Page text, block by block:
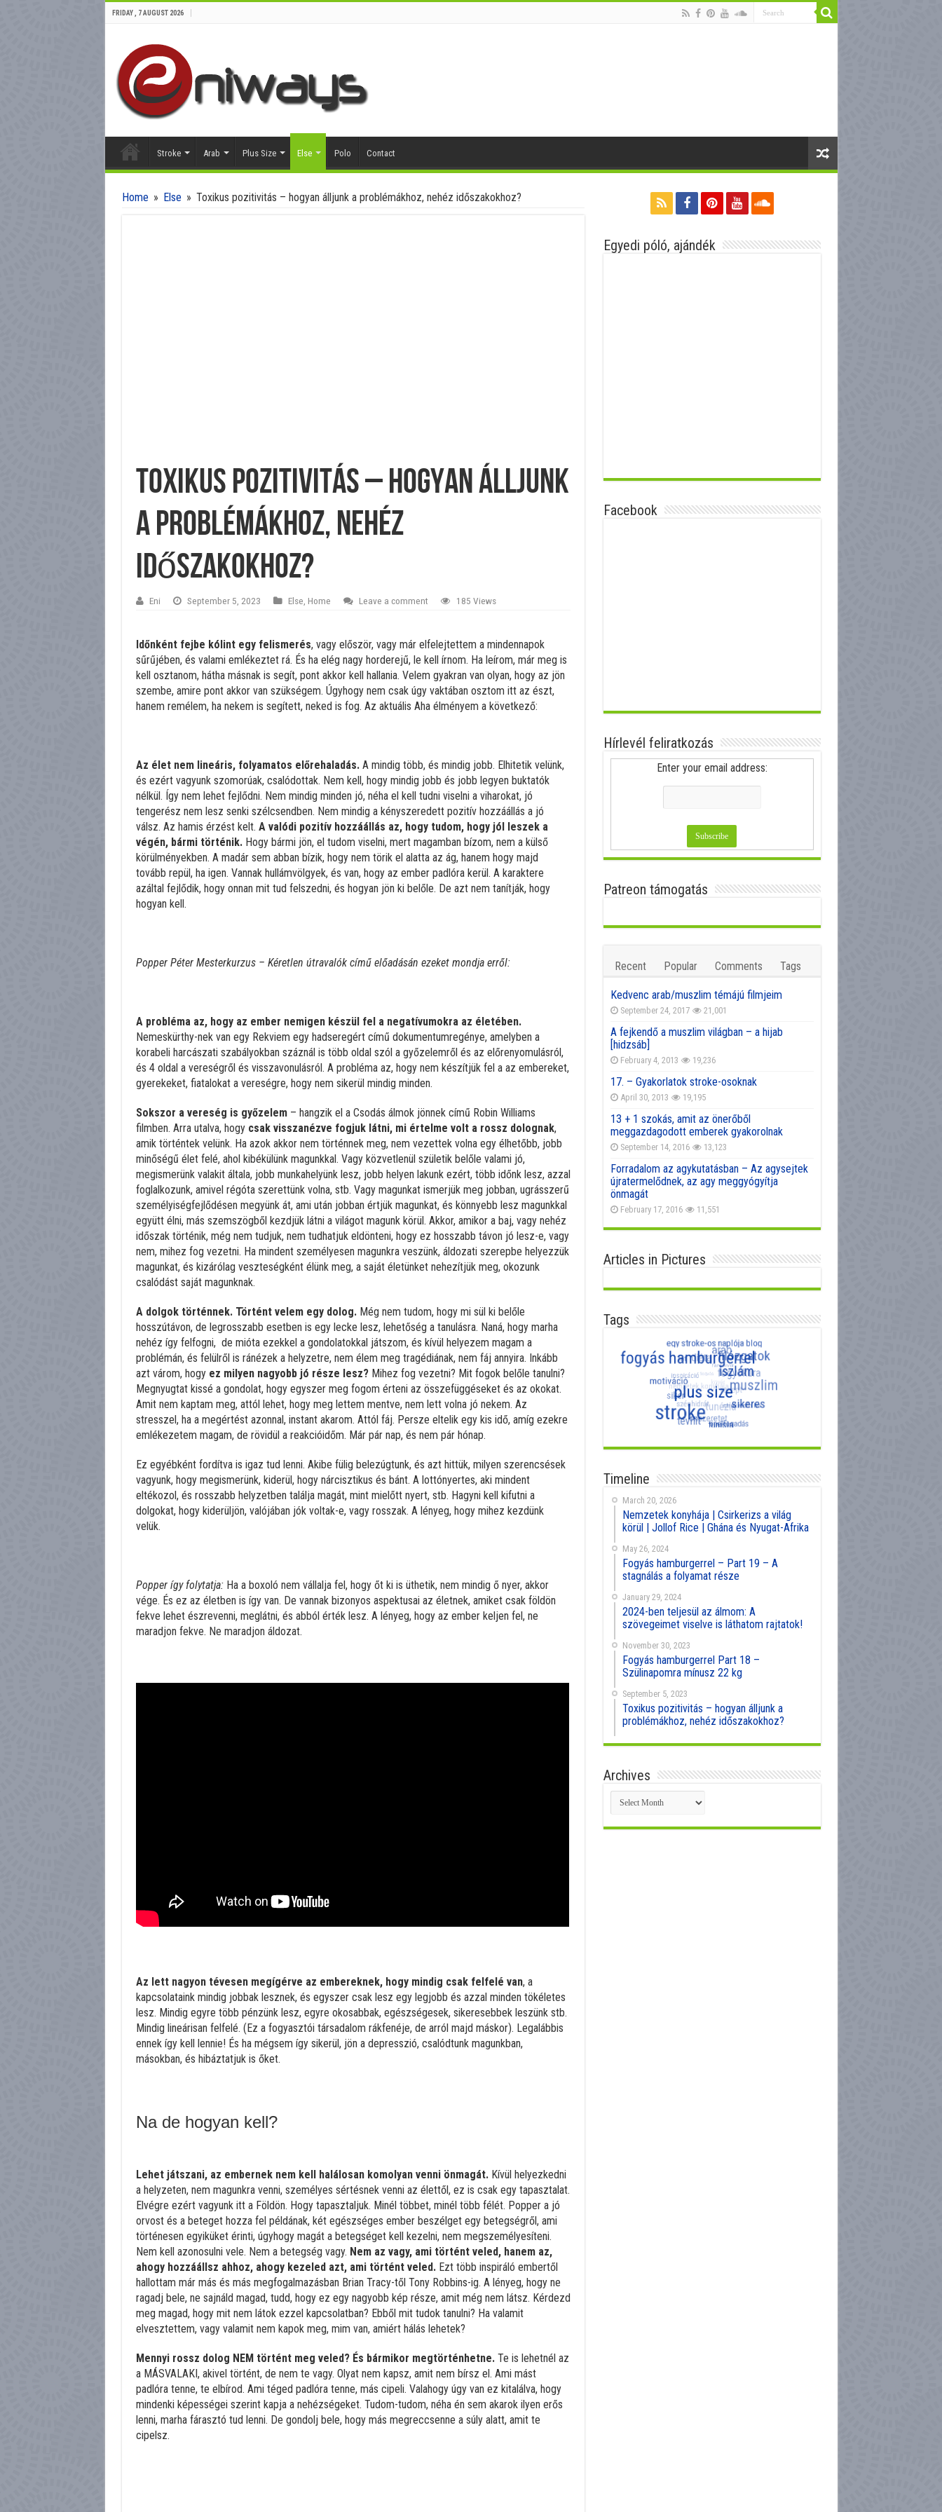
FRIDAY , 7 AUGUST 2026
Stroke Arab Plus Size Else Polo Contact
Home » Else » Toxikus pozitivitás – hogyan álljunk a problémákhoz, nehéz időszakokhoz?
Toxikus pozitivitás – hogyan álljunk
a problémákhoz, nehéz
időszakokhoz?
Eni September 5, 2023 Else Home Leave a comment 185 Views
Időnként fejbe kólint egy felismerés, vagy először, vagy már elfelejtettem a mindennapok
sűrűjében, és valami emlékeztet rá. És ha elég nagy horderejű, le kell írnom. Ha leírom, már meg is
kell osztanom, hátha másnak is segít, pont akkor kell hallania. Velem gyakran van olyan, hogy az jön
szembe, amire pont akkor van szükségem. Úgyhogy nem csak úgy vaktában osztom itt az észt,
hanem remélem, ha nekem is segített, neked is fog. Az aktuális Aha élményem a következő:
Az élet nem lineáris, folyamatos előrehaladás.A mindig több, és mindig jobb. Elhitetik velünk,
és ezért vagyunk szomorúak, csalódottak. Nem kell, hogy mindig jobb és jobb legyen buktatók
nélkül. Így nem lehet fejlődni. Nem mindig minden jó, néha el kell tudni viselni a viharokat, jó
tengerész nem lesz senki szélcsendben. Nem mindig a kényszeredett pozitív hozzáállás a jó
válsz. Az hamis érzést kelt. A valódi pozitív hozzáállás az, hogy tudom, hogy jól leszek a
végén, bármi történik.Hogy bármi jön, el tudom viselni, mert magamban bízom, nem a külső
körülményekben. A madár sem abban bízik, hogy nem törik el alatta az ág, hanem hogy majd
tovább repül, ha igen. Vannak hullámvölgyek, és van, hogy az ember padlóra kerül. A karaktere
azáltal fejlődik, hogy onnan mit tud felszedni, és hogyan jön ki belőle. De azt nem tanítják, hogy
hogyan kell.
Popper Péter Mesterkurzus – Kéretlen útravalók című előadásán ezeket mondja erről:
A probléma az, hogy az ember nemigen készül fel a negatívumokra az életében.
Nemeskürthy-nek van egy Rekviem egy hadseregért című dokumentumregénye, amelyben a
korabeli harcászati szabályokban száznál is több oldal szól a győzelemről és az előrenyomulásról,
és 4 oldal a vereségről és visszavonulásról. A probléma az, hogy nem készítjük fel a az embereket,
gyerekeket, fiatalokat a vereségre, hogy nem sikerül mindig minden.
Sokszor a vereség is győzelem– hangzik el a Csodás álmok jönnek című Robin Williams
filmben. Arra utalva, hogy csak visszanézve fogjuk látni, mi értelme volt a rossz dolognak,
amik történtek velünk. Ha azok akkor nem történnek meg, nem vezettek volna egy élhetőbb, jobb
minőségű élet felé, ahol kibékülünk magunkkal. Vagy közvetlenül születik belőle valami jó,
megismerünk valakit általa, jobb munkahelyünk lesz, jobb helyen lakunk ezért, több időnk lesz, azzal
foglalkozunk, amivel régóta szerettünk volna, stb. Vagy magunkat ismerjük meg jobban, ugrásszerű
személyiségfejlődésen megyünk át, ami után jobban értjük magunkat, és könnyebb lesz magunkkal
együtt élni, más szemszögből kezdjük látni a világot magunk körül. Akkor, amikor a baj, vagy nehéz
időszak történik, még nem tudjuk, nem tudhatjuk eldönteni, hogy ez hosszabb távon jó lesz-e, vagy
nem, mihez fog vezetni. Ha mindent személyesen magunkra veszünk, áldozati szerepbe helyezzük
magunkat, és kizárólag veszteségként élünk meg, a saját életünket nehezítjük meg, okozunk
csalódást saját magunknak.
A dolgok történnek. Történt velem egy dolog.Még nem tudom, hogy mi sül ki belőle
hosszútávon, de legrosszabb esetben is egy lecke lesz, lehetőség a tanulásra. Naná, hogy marha
nehéz így felfogni, de mióta ezekkel a gondolatokkal játszom, és kívül helyezem magam a
problémán, és felülről is ránézek a helyzetre, nem élem meg tragédiának, nem fáj annyira. Inkább
azt várom, hogy ez milyen nagyobb jó része lesz?Mihez fog vezetni? Mit fogok belőle tanulni?
Megnyugtat kissé a gondolat, hogy egyszer meg fogom érteni az összefüggéseket és az okokat.
Amit nem kaptam meg, attól lehet, hogy meg lettem mentve, nem lett volna jó nekem. Az
stresszel, ha a megértést azonnal, instant akarom. Attól fáj. Persze eltelik egy kis idő, amíg ezekre
emlékezetem magam, de rövidül a reakcióidőm. Már pár nap, és nem pár hónap.
Ez egyébként fordítva is igaz tud lenni. Akibe fülig belezúgtunk, és azt hittük, milyen szerencsések
vagyunk, hogy megismerünk, kiderül, hogy nárcisztikus és bánt. A lottónyertes, aki mindent
eltékozol, és rosszabb helyzetben találja magát, mint mielőtt nyert, stb. Hagyni kell kifutni a
dolgokat, hogy kiderüljön, valójában jók voltak-e, vagy rosszak. A lényeg, hogy mihez kezdünk
velük.
Popper így folytatja:Ha a boxoló nem vállalja fel, hogy őt ki is üthetik, nem mindig ő nyer, akkor
vége. És ez az életben is így van. De vannak bizonyos aspektusai az életnek, amiket csak földön
fekve lehet észrevenni, meglátni, és abból érték lesz. A lényeg, hogy az ember keljen fel, ne
maradjon fekve. Ne maradjon áldozat.
Az lett nagyon tévesen megígérve az embereknek, hogy mindig csak felfelé van, a
kapcsolataink mindig jobbak lesznek, és egyszer csak lesz egy legjobb és azzal minden tökéletes
lesz. Mindig egyre több pénzünk lesz, egyre okosabbak, egészségesek, sikeresebbek leszünk stb.
Mindig lineárisan felfelé. (Ez a fogyasztói társadalom rákfenéje, de arról majd máskor). Legalábbis
ennek így kell lennie! És ha mégsem így sikerül, jön a depresszió, csalódtunk magunkban,
másokban, és hibáztatjuk is őket.
Na de hogyan kell?
Lehet játszani, az embernek nem kell halálosan komolyan venni önmagát.Kívül helyezkedni
a helyzeten, nem magunkra venni, személyes sértésnek venni az élettől, ez is csak egy tapasztalat.
Elvégre ezért vagyunk itt a Földön. Hogy tapasztaljuk. Minél többet, minél több félét. Popper a jó
orvost és a beteget hozza fel példának, két egészséges ember beszélget egy betegségről, ami
történesen egyiküket érinti, úgyhogy magát a betegséget kell kezelni, nem megszemélyesíteni.
Nem kell azonosulni vele. Nem a betegség vagy. Nem az vagy, ami történt veled, hanem az,
ahogy hozzáállsz ahhoz, ahogy kezeled azt, ami történt veled.Ezt több inspiráló embertől
hallottam már más és más megfogalmazásban Brian Tracy-től Tony Robbins-ig. A lényeg, hogy ne
ragadj bele, ne sajnáld magad, tudd, hogy ez egy nagyobb kép része, amit még nem látsz. Kérdezd
meg magad, hogy mit nem látok ezzel kapcsolatban? Ebből mit tudok tanulni? Ha valamit
elvesztettem, vagy valamit nem kapok meg, mim van, amiért hálás lehetek?
Mennyi rossz dolog NEM történt meg veled? És bármikor megtörténhetne.Te is lehetnél az
a MÁSVALAKI, akivel történt, de nem te vagy. Olyat nem kapsz, amit nem bírsz el. Ami mást
padlóra tenne, te elbírod. Ami téged padlóra tenne, más cipeli. Valahogy úgy van ez kitalálva, hogy
mindenki képességei szerint kapja a nehézségeket. Tudom-tudom, néha én sem akarok ilyen erős
lenni, marha fárasztó tud lenni. De gondolj bele, hogy más megreccsenne a súly alatt, amit te
cipelsz.
Egyedi póló, ajándék
Facebook
Hírlevél feliratkozás
Enter your email address:
Patreon támogatás
Recent Popular Comments Tags
Kedvenc arab/muszlim témájú filmjeim
September 24, 2017 21,001
A fejkendő a muszlim világban – a hijab
[hidzsáb]
February 4, 2013 19,236
17. – Gyakorlatok stroke-osoknak
April 30, 2013 19,195
13 + 1 szokás, amit az önerőből
meggazdagodott emberek gyakorolnak
September 14, 2016 13,123
Forradalom az agykutatásban – Az agysejtek
újratermelődnek, az agy meggyógyítja
önmagát
February 17, 2016 11,551
Articles in Pictures
Tags
Timeline
March 20, 2026
Nemzetek konyhája | Csirkerizs a világ
körül | Jollof Rice | Ghána és Nyugat-Afrika
May 26, 2024
Fogyás hamburgerrel – Part 19 – A
stagnálás a folyamat része
January 29, 2024
2024-ben teljesül az álmom: A
szövegeimet viselve is láthatom rajtatok!
November 30, 2023
Fogyás hamburgerrel Part 18 –
Szülinapomra mínusz 22 kg
September 5, 2023
Toxikus pozitivitás – hogyan álljunk a
problémákhoz, nehéz időszakokhoz?
Archives
Archives